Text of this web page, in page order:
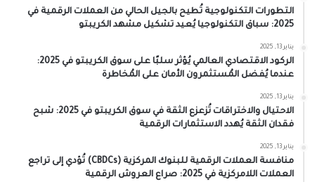
التطورات التكنولوجية تُطيح بالجيل الحالي من العملات الرقمية في
2025: سباق التكنولوجيا يُعيد تشكيل مشهد الكريبتو
يناير 13, 2025
الركود الاقتصادي العالمي يُؤثر سلبًا على سوق الكريبتو في 2025:
عندما يُفضل المُستثمرون الأمان على المُخاطرة
يناير 13, 2025
الاحتيال والاختراقات تُزعزع الثقة في سوق الكريبتو في 2025: شبح
فقدان الثقة يُهدد الاستثمارات الرقمية
يناير 13, 2025
منافسة العملات الرقمية للبنوك المركزية (CBDCs) تُؤدي إلى تراجع
العملات اللامركزية في 2025: صراع العروش الرقمية